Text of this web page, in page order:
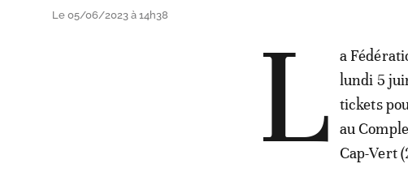
Le 05/06/2023 à 14h38 L
a
lundi 5
tickets
au
Cap-Vert